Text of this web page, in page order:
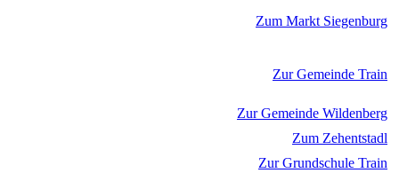
Zum Markt Siegenburg
Zur Gemeinde Train
Zur Gemeinde Wildenberg
Zum Zehentstadl
Zur Grundschule Train